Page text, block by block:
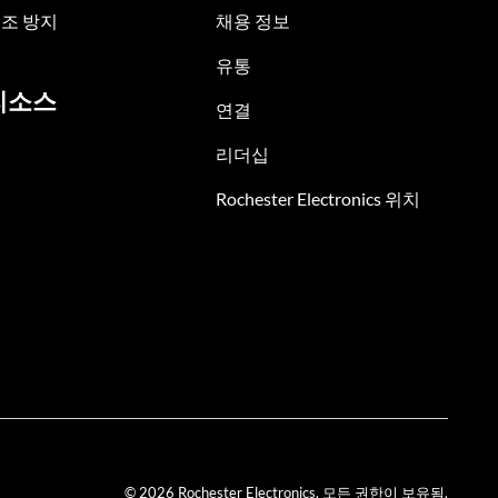
방지
소스
채용 정보
유통
연결
리더십
Rochester Electronics 위치
© 2026 Rochester Electronics. 모든 권한이 보유됨.